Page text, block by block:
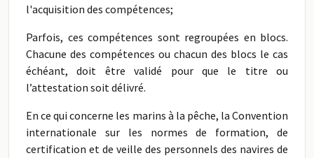
l'acquisition des compétences;
Parfois, ces compétences sont regroupées en blocs.
Chacune des compétences ou chacun des blocs le cas
échéant, doit être validé pour que le titre ou
l’attestation soit délivré.
En ce qui concerne les marins à la pêche, la Convention
internationale sur les normes de formation, de
certification et de veille des personnels des navires de